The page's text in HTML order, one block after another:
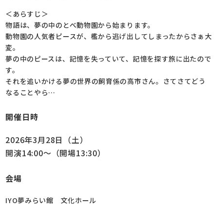
＜あらすじ＞
物語は、夢の中のとべ動物園から始まります。
動物園の人気者ピースが、檻から逃げ出してしまったからさぁ大
変。
夢の中のピースは、記憶を失っていて、記憶を探す旅に出たので
す。
それを追いかける夢の世界の飼育係の高市さん。さてさてどう
なることやら…
開催日時
2026年3月28日（土）
開演14:00～（開場13:30）
会場
IYO夢みらい館 文化ホール